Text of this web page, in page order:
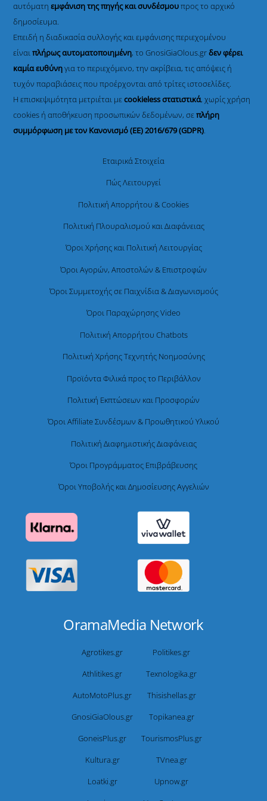
αυτόματηεμφάνιση της πηγής και συνδέσμουπρος το αρχικό
δημοσίευμα.
Επειδή η διαδικασία συλλογής και εμφάνισης περιεχομένου
είναιπλήρως αυτοματοποιημένη, το GnosiGiaOlous.grδεν φέρει
καμία ευθύνηγια το περιεχόμενο, την ακρίβεια, τις απόψεις ή
τυχόν παραβιάσεις που προέρχονται από τρίτες ιστοσελίδες.
Η επισκεψιμότητα μετριέται μεcookieless στατιστικά, χωρίς χρήση
cookies ή αποθήκευση προσωπικών δεδομένων, σεπλήρη
συμμόρφωση με τον Κανονισμό (ΕΕ) 2016/679 (GDPR).
Εταιρικά Στοιχεία
Πώς Λειτουργεί
Πολιτική Απορρήτου & Cookies
Πολιτική Πλουραλισμού και Διαφάνειας
Όροι Χρήσης και Πολιτική Λειτουργίας
Όροι Αγορών, Αποστολών & Επιστροφών
Όροι Συμμετοχής σε Παιχνίδια & Διαγωνισμούς
Όροι Παραχώρησης Video
Πολιτική Απορρήτου Chatbots
Πολιτική Χρήσης Τεχνητής Νοημοσύνης
Προϊόντα Φιλικά προς το Περιβάλλον
Πολιτική Εκπτώσεων και Προσφορών
Όροι Affiliate Συνδέσμων & Προωθητικού Υλικού
Πολιτική Διαφημιστικής Διαφάνειας
Όροι Προγράμματος Επιβράβευσης
Όροι Υποβολής και Δημοσίευσης Αγγελιών
OramaMedia Network
Agrotikes.gr
Politikes.gr
Athlitikes.gr
Texnologika.gr
AutoMotoPlus.gr
Thisishellas.gr
GnosiGiaOlous.gr
Topikanea.gr
GoneisPlus.gr
TourismosPlus.gr
Kultura.gr
TVnea.gr
Loatki.gr
Upnow.gr